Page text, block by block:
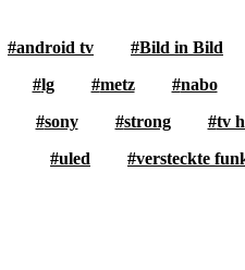
android tv Bild in Bild
lg metz nabo
sony strong tv
uled
versteckte